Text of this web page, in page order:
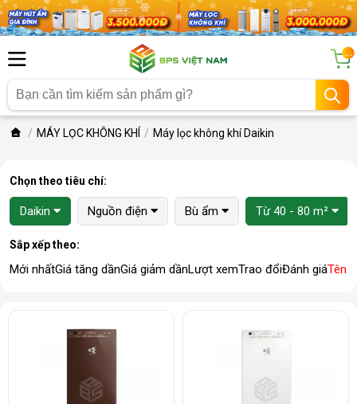
...
MÁY LỌC KHÔNG KHÍ Máy lọc không khí Daikin
Chọn theo tiêu chí:
Daikin Nguồn điện Bù ẩm Từ 40 - 80 m²
Sắp xếp theo:
Mới nhấtGiá tăng dầnGiá giảm dầnLượt xemTrao đổiĐánh giáTên